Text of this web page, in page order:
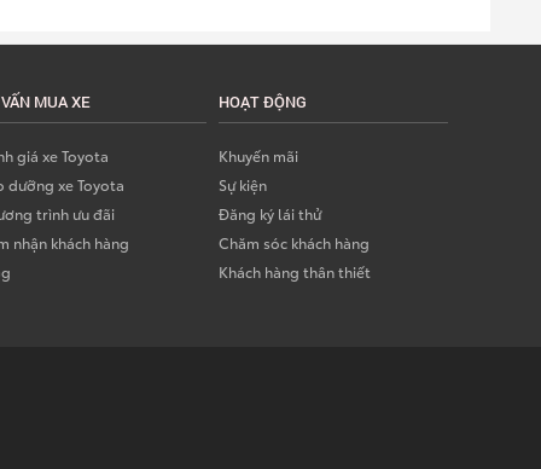
MUA XE
giá xe Toyota
dưỡng xe Toyota
trình ưu đãi
nhận khách hàng
HOẠT ĐỘNG
Khuyến mãi
Sự kiện
Đăng ký lái thử
Chăm sóc khách hàng
Khách hàng thân thiết